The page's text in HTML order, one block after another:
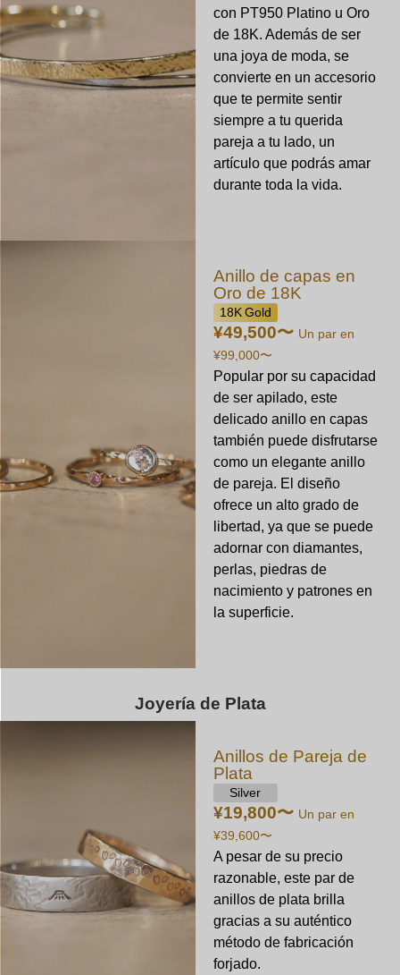
con PT950 Platino u Oro
de 18K. Además de ser
una joya de moda, se
convierte en un accesorio
que te permite sentir
siempre a tu querida
pareja a tu lado, un
artículo que podrás amar
durante toda la vida.
Anillo de capas en
Oro de 18K
18K Gold
¥49,500〜 Un par en
¥99,000〜
Popular por su capacidad
de ser apilado, este
delicado anillo en capas
también puede disfrutarse
como un elegante anillo
de pareja. El diseño
ofrece un alto grado de
libertad, ya que se puede
adornar con diamantes,
perlas, piedras de
nacimiento y patrones en
la superficie.
Joyería de Plata
Anillos de Pareja de
Plata
Silver
¥19,800〜 Un par en
¥39,600〜
A pesar de su precio
razonable, este par de
anillos de plata brilla
gracias a su auténtico
método de fabricación
forjado.